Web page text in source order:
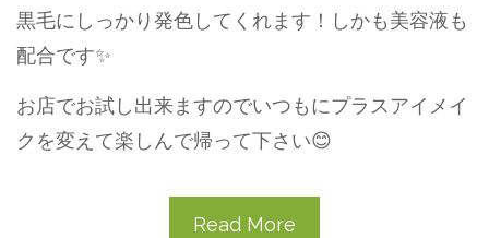
黒毛にしっかり発色してくれます！しかも美容液も
配合です✨
お店でお試し出来ますのでいつもにプラスアイメイ
クを変えて楽しんで帰って下さい😊
Read More